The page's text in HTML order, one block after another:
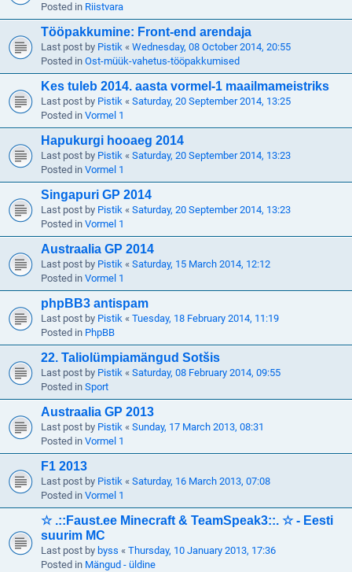
Posted in Riistvara
Tööpakkumine: Front-end arendaja
Last post by Pistik « Wednesday, 08 October 2014, 20:55
Posted in Ost-müük-vahetus-tööpakkumised
Kes tuleb 2014. aasta vormel-1 maailmameistriks
Last post by Pistik « Saturday, 20 September 2014, 13:25
Posted in Vormel 1
Hapukurgi hooaeg 2014
Last post by Pistik « Saturday, 20 September 2014, 13:23
Posted in Vormel 1
Singapuri GP 2014
Last post by Pistik « Saturday, 20 September 2014, 13:23
Posted in Vormel 1
Austraalia GP 2014
Last post by Pistik « Saturday, 15 March 2014, 12:12
Posted in Vormel 1
phpBB3 antispam
Last post by Pistik « Tuesday, 18 February 2014, 11:19
Posted in PhpBB
22. Taliolümpiamängud Sotšis
Last post by Pistik « Saturday, 08 February 2014, 09:55
Posted in Sport
Austraalia GP 2013
Last post by Pistik « Sunday, 17 March 2013, 08:31
Posted in Vormel 1
F1 2013
Last post by Pistik « Saturday, 16 March 2013, 07:08
Posted in Vormel 1
☆ .::Faust.ee Minecraft & TeamSpeak3::. ☆ - Eesti
suurim MC
Last post by byss « Thursday, 10 January 2013, 17:36
Posted in Mängud - üldine